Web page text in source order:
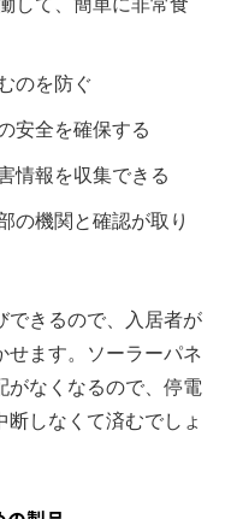
のを防ぐ
安全を確保する
情報を収集できる
の機関と確認が取り
できるので、入居者が
せます。ソーラーパネ
がなくなるので、停電
しなくて済むでしょ